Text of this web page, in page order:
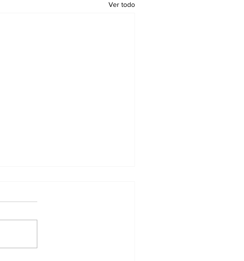
Ver todo